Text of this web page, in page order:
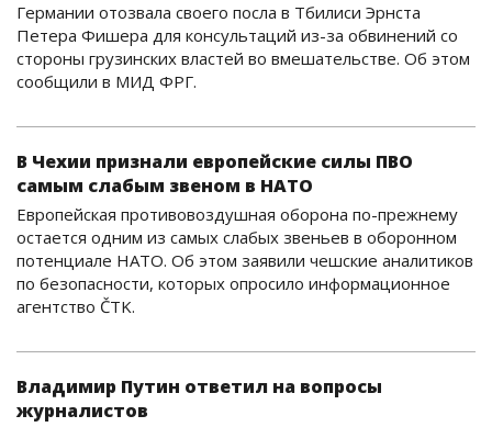
Германии отозвала своего посла в Тбилиси Эрнста
Петера Фишера для консультаций из-за обвинений со
стороны грузинских властей во вмешательстве. Об этом
сообщили в МИД ФРГ.
В Чехии признали европейские силы ПВО
самым слабым звеном в НАТО
Европейская противовоздушная оборона по-прежнему
остается одним из самых слабых звеньев в оборонном
потенциале НАТО. Об этом заявили чешские аналитиков
по безопасности, которых опросило информационное
агентство ČTK.
Владимир Путин ответил на вопросы
журналистов